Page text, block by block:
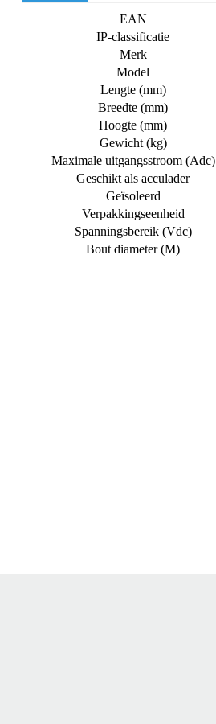
EAN
IP-classificatie
Merk
Model
Lengte (mm)
Breedte (mm)
Hoogte (mm)
Gewicht (kg)
Maximale uitgangsstroom (Adc)
Geschikt als acculader
Geïsoleerd
Verpakkingseenheid
Spanningsbereik (Vdc)
Bout diameter (M)